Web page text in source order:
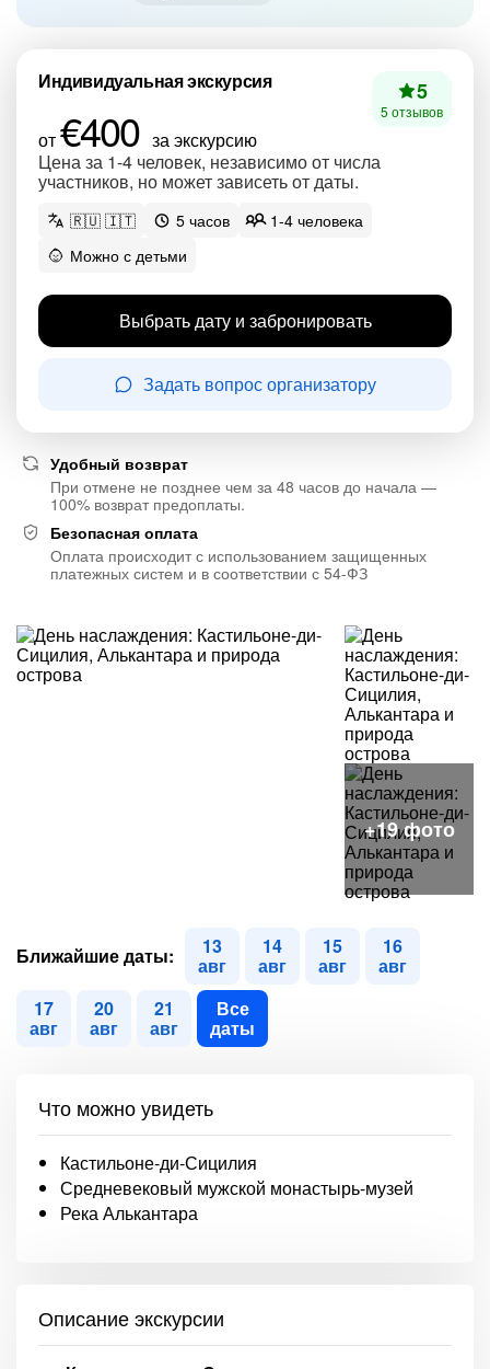
Индивидуальная экскурсия
от€400 за экскурсию
Цена за 1-4 человек, независимо от числа
участников, но может зависеть от даты.
5
5 отзывов
🇷🇺 🇮🇹 5 часов
1-4 человека
Можно с детьми
Выбрать дату и забронировать
Задать вопрос организатору
Удобный возврат
При отмене не позднее чем за 48 часов до начала —
100% возврат предоплаты.
Безопасная оплата
Оплата происходит с использованием защищенных
платежных систем и в соответствии с 54-ФЗ
Ближайшие даты: 13
авг
14
авг
15
авг
16
авг
17
авг
20
авг
21
авг
Все
даты
Что можно увидеть
Кастильоне-ди-Сицилия
Средневековый мужской монастырь-музей
Река Алькантара
Описание экскурсии